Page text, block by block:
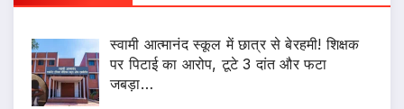
स्वामी आत्मानंद स्कूल में छात्र से बेरहमी! शिक्षक
पर पिटाई का आरोप, टूटे 3 दांत और फटा
जबड़ा…